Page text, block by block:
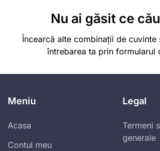
Nu ai găsit ce
Încearcă alte combinații de cuvinte
întrebarea ta prin formularul
Meniu
Acasa
Contul meu
Legal
Termeni
generale